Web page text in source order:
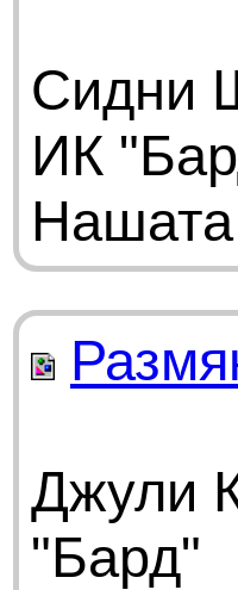
Сидни
ИК
Нашата
Джули
"Бард"